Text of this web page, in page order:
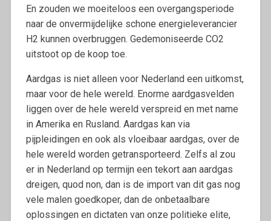
En zouden we moeiteloos een overgangsperiode
naar de onvermijdelijke schone energieleverancier
H2 kunnen overbruggen. Gedemoniseerde CO2
uitstoot op de koop toe.
Aardgas is niet alleen voor Nederland een uitkomst,
maar voor de hele wereld. Enorme aardgasvelden
liggen over de hele wereld verspreid en met name
in Amerika en Rusland. Aardgas kan via
pijpleidingen en ook als vloeibaar aardgas, over de
hele wereld worden getransporteerd. Zelfs al zou
er in Nederland op termijn een tekort aan aardgas
dreigen, quod non, dan is de import van dit gas nog
vele malen goedkoper, dan de onbetaalbare
oplossingen en dictaten van onze politieke elite,